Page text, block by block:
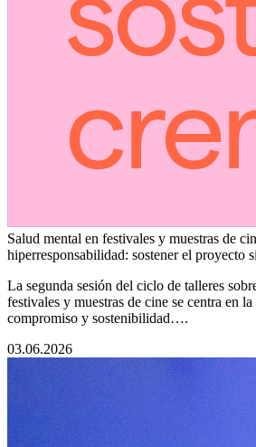
Salud mental en festivales y muestras de
hiperresponsabilidad: sostener el proyecto
La segunda sesión del ciclo de talleres
festivales y muestras de cine se centra en
compromiso y sostenibilidad….
03.06.2026